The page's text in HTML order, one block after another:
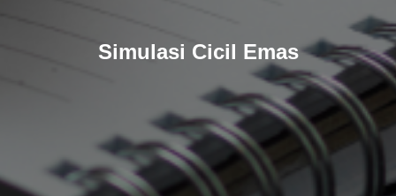
Simulasi Cicil Emas